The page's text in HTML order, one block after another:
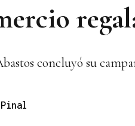
concluyó su